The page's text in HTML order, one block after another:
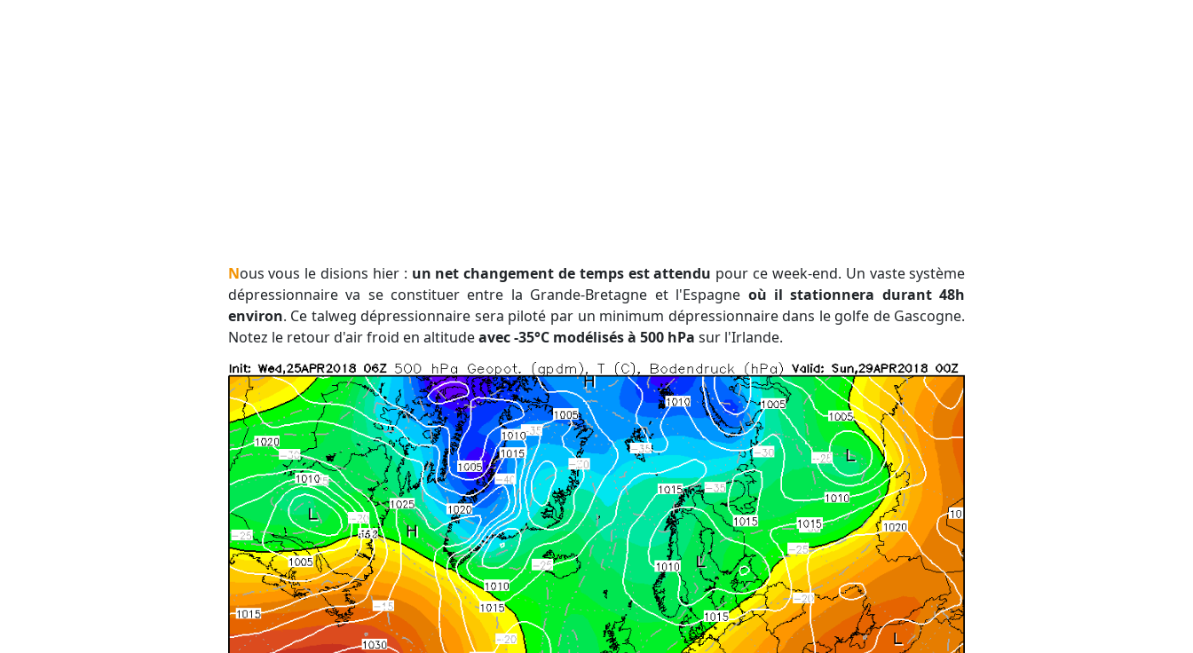
Nous vous le disions hier : un net changement de temps est attendu pour ce week-end. Un vaste système
dépressionnaire va se constituer entre la Grande-Bretagne et l'Espagne où il stationnera durant 48h
environ. Ce talweg dépressionnaire sera piloté par un minimum dépressionnaire dans le golfe de Gascogne.
Notez le retour d'air froid en altitudeavec -35°C modélisés à 500 hPa sur l'Irlande.